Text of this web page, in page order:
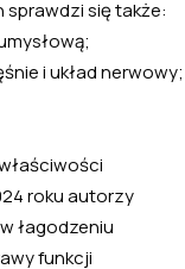
się także:
i układ nerwowy;
roku autorzy
łagodzeniu
funkcji